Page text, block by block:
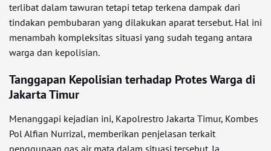
terlibat dalam tawuran tetapi tetap terkena dampak dari
tindakan pembubaran yang dilakukan aparat tersebut. Hal ini
menambah kompleksitas situasi yang sudah tegang antara
warga dan kepolisian.
Tanggapan Kepolisian terhadap Protes Warga di
Jakarta Timur
Menanggapi kejadian ini, Kapolrestro Jakarta Timur, Kombes
Pol Alfian Nurrizal, memberikan penjelasan terkait
penggunaan gas air mata dalam situasi tersebut. Ia